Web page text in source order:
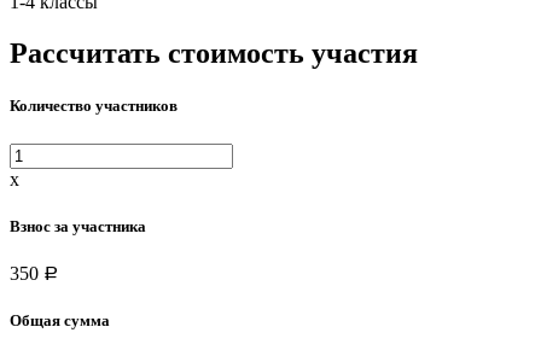
Рассчитать стоимость участия
Количество участников
x
Взнос за участника
350 a
Общая сумма